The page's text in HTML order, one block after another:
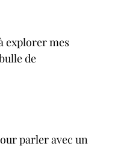
explorer mes
de
parler avec un